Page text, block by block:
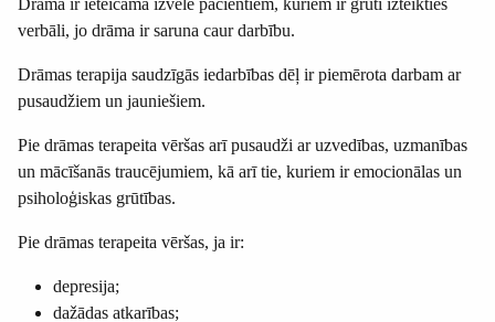
verbāli, jo drāma ir saruna caur darbību.
Drāmas terapija saudzīgās iedarbības dēļ ir piemērota darbam ar
pusaudžiem un jauniešiem.
Pie drāmas terapeita vēršas arī pusaudži ar uzvedības, uzmanības
un mācīšanās traucējumiem, kā arī tie, kuriem ir emocionālas un
psiholoģiskas grūtības.
Pie drāmas terapeita vēršas, ja ir:
depresija;
dažādas atkarības;